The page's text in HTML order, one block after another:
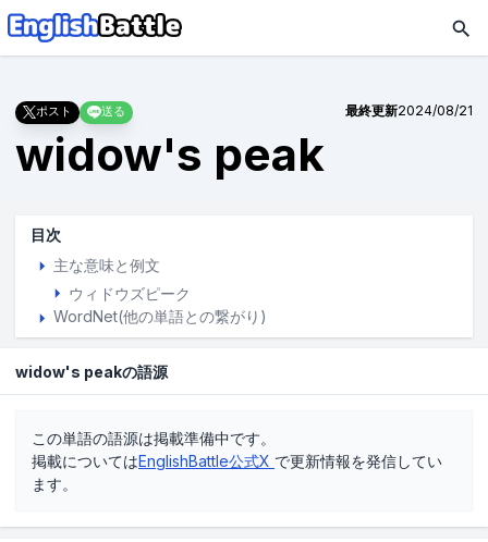
ポスト 送る 最終更新2024/08/21
widow's peak
目次
主な意味と例文
ウィドウズピーク
WordNet(他の単語との繋がり)
widow's peakの語源
この単語の語源は掲載準備中です。
掲載についてはEnglishBattle公式X で更新情報を発信してい
ます。